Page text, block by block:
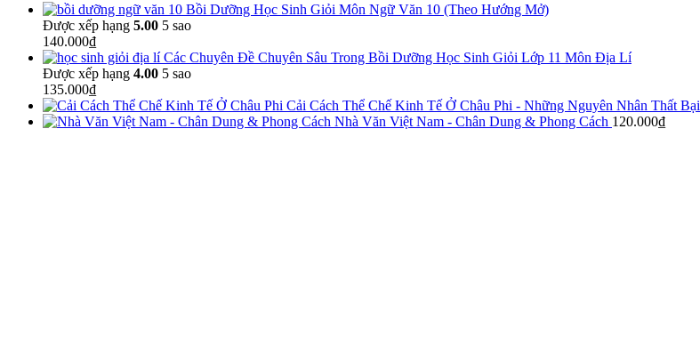
Bồi Dưỡng Học Sinh Giỏi Môn Ngữ Văn 10 (Theo Hướng Mở)
Được xếp hạng 5.00 5 sao
140.000₫
Các Chuyên Đề Chuyên Sâu Trong Bồi Dưỡng Học Sinh Giỏi Lớp 11 Môn Địa Lí
Được xếp hạng 4.00 5 sao
135.000₫
Cải Cách Thể Chế Kinh Tế Ở Châu Phi - Những Nguyên Nhân Thất Bại
Nhà Văn Việt Nam - Chân Dung & Phong Cách 120.000₫